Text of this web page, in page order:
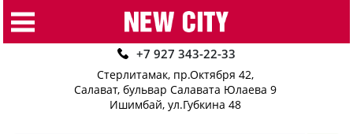
+7 927 343-22-33
Стерлитамак, пр.Октября 42,
Салават, бульвар Салавата Юлаева 9
Ишимбай, ул.Губкина 48